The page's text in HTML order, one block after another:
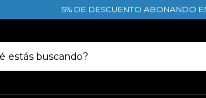
5% DE DESCUENTO ABONANDO